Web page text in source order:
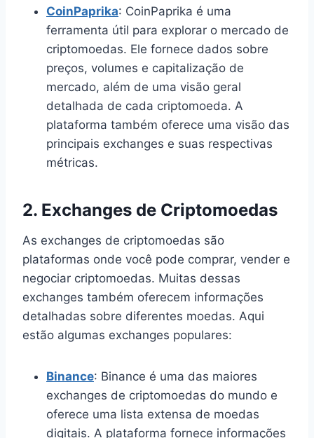
CoinPaprika: CoinPaprika é uma
ferramenta útil para explorar o mercado de
criptomoedas. Ele fornece dados sobre
preços, volumes e capitalização de
mercado, além de uma visão geral
detalhada de cada criptomoeda. A
plataforma também oferece uma visão das
principais exchanges e suas respectivas
métricas.
2. Exchanges de Criptomoedas
As exchanges de criptomoedas são
plataformas onde você pode comprar, vender e
negociar criptomoedas. Muitas dessas
exchanges também oferecem informações
detalhadas sobre diferentes moedas. Aqui
estão algumas exchanges populares:
Binance: Binance é uma das maiores
exchanges de criptomoedas do mundo e
oferece uma lista extensa de moedas
digitais. A plataforma fornece informações